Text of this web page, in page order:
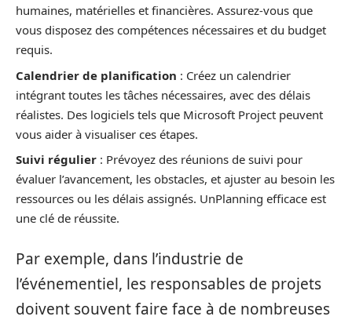
humaines, matérielles et financières. Assurez-vous que
vous disposez des compétences nécessaires et du budget
requis.
Calendrier de planification : Créez un calendrier
intégrant toutes les tâches nécessaires, avec des délais
réalistes. Des logiciels tels que Microsoft Project peuvent
vous aider à visualiser ces étapes.
Suivi régulier : Prévoyez des réunions de suivi pour
évaluer l’avancement, les obstacles, et ajuster au besoin les
ressources ou les délais assignés. UnPlanning efficace est
une clé de réussite.
Par exemple, dans l’industrie de
l’événementiel, les responsables de projets
doivent souvent faire face à de nombreuses